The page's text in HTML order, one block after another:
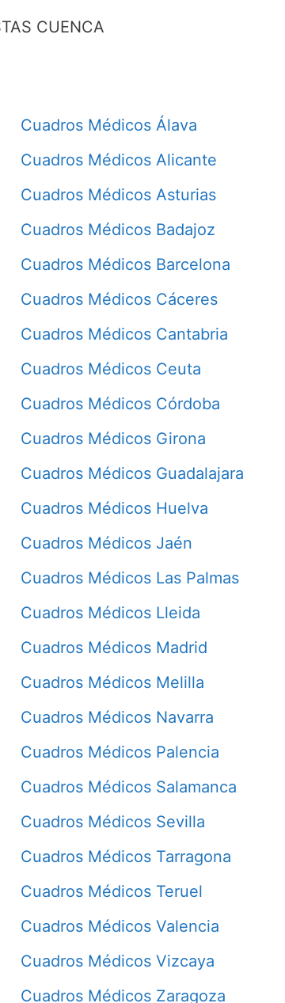
CUENCA
Cuadros Médicos Álava
Cuadros Médicos Alicante
Cuadros Médicos Asturias
Cuadros Médicos Badajoz
Cuadros Médicos Barcelona
Cuadros Médicos Cáceres
Cuadros Médicos Cantabria
Cuadros Médicos Ceuta
Cuadros Médicos Córdoba
Cuadros Médicos Girona
Cuadros Médicos Guadalajara
Cuadros Médicos Huelva
Cuadros Médicos Jaén
Cuadros Médicos Las Palmas
Cuadros Médicos Lleida
Cuadros Médicos Madrid
Cuadros Médicos Melilla
Cuadros Médicos Navarra
Cuadros Médicos Palencia
Cuadros Médicos Salamanca
Cuadros Médicos Sevilla
Cuadros Médicos Tarragona
Cuadros Médicos Teruel
Cuadros Médicos Valencia
Cuadros Médicos Vizcaya
Cuadros Médicos Zaragoza